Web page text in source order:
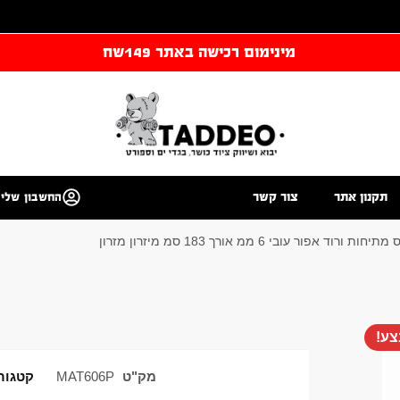
מינימום רכישה באתר 149שח
תקנון אתר צור קשר החשבון שלי
אפור עובי 6 ממ אורך 183 סמ מיזרון מזרון
מק"ט MAT606P